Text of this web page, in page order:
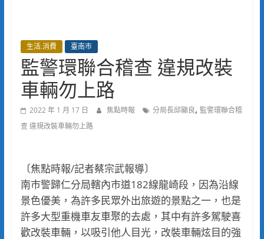
生活.消費 臺南市
監警環聯合稽查 違規改裝
車輛勿上路
2022 年 1 月 17 日 焦點時報 分局長邱顯良, 監警環聯合稽
查 違規改裝車輛勿上路
〔焦點時報/記者蔡宗武報導〕
南市警歸仁分局轄內市道182線龍崎段，因為沿線
景色優美，為許多民眾外出旅遊的景點之一，也是
許多大型重機車友車聚的去處，其中有許多駕駛喜
歡改裝車輛，以吸引他人目光，改裝車輛炫目的強